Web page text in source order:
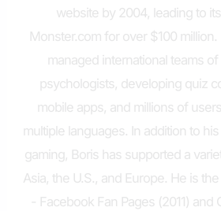
website by 2004, leading to
Monster.com for over $100
managed international teams
psychologists, developing quiz
mobile apps, and millions of
multiple languages. In addition to
gaming, Boris has supported a
Asia, the U.S., and Europe. He is
- Facebook Fan Pages (2011) and